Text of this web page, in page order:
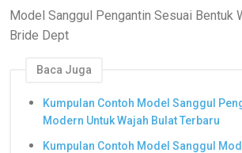
Model Sanggul Pengantin Sesuai Bentuk
Bride Dept
Baca Juga
Kumpulan Contoh Model Sanggul
Modern Untuk Wajah Bulat Terbaru
Kumpulan Contoh Model Sanggul